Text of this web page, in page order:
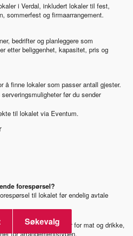
i Verdal, inkludert lokaler til fest,
sommerfest og firmaarrangement.
bedrifter og planleggere som
etter beliggenhet, kapasitet, pris og
å finne lokaler som passer antall gjester.
før du sender
til lokalet via Eventum.
forespørsel?
til lokalet før endelig avtale
jeg velger lokale?
prismodell, regler for mat og drikke,
for arrangementstypen.
Søkevalg